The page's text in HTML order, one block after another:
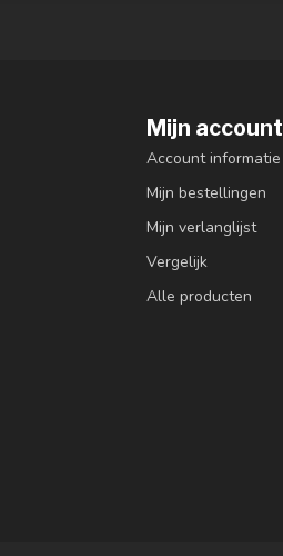
Mijn account
Account informatie
Mijn bestellingen
Mijn verlanglijst
Vergelijk
Alle producten